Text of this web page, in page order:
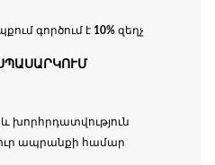
գործում է 10% զեղչ
խորհրդատվություն
ապրանքի համար